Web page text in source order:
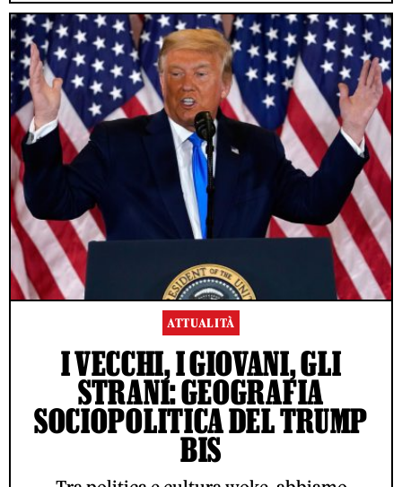
ATTUALITÀ
I VECCHI, I GIOVANI, GLI
STRANI: GEOGRAFIA
SOCIOPOLITICA DEL TRUMP
BIS